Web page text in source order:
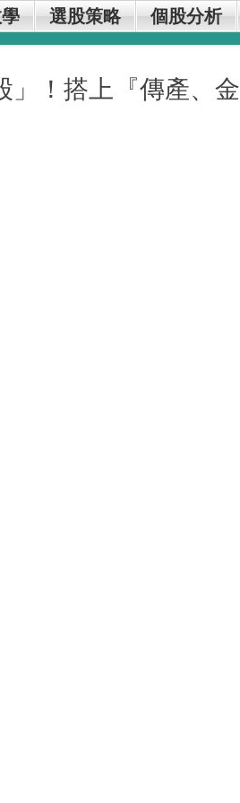
選股策略 個股分析
」！搭上『傳產、金